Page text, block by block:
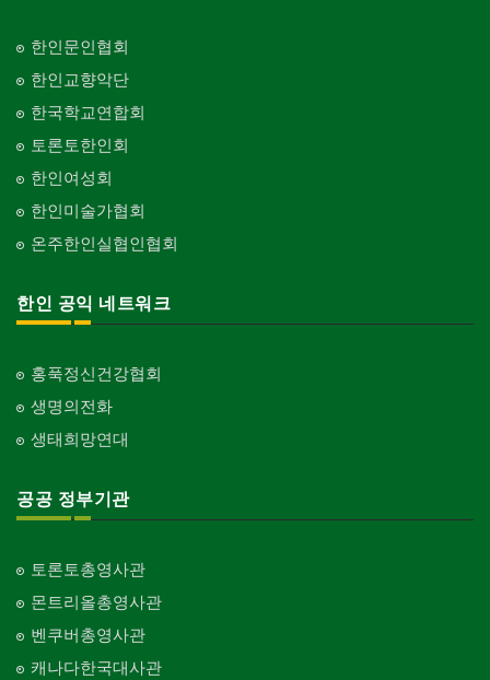
한인문인협회
한인교향악단
한국학교연합회
토론토한인회
한인여성회
한인미술가협회
온주한인실협인협회
한인 공익 네트워크
홍푹정신건강협회
생명의전화
생태희망연대
공공 정부기관
토론토총영사관
몬트리올총영사관
벤쿠버총영사관
캐나다한국대사관